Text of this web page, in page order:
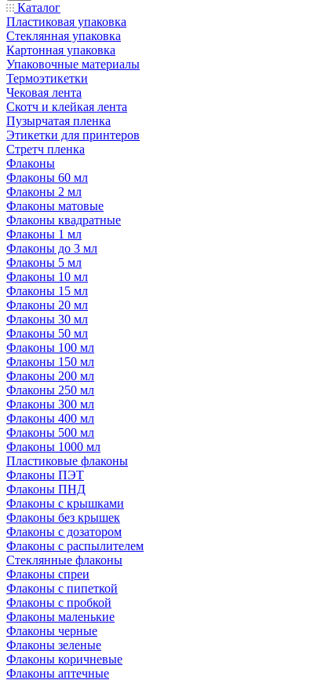
Каталог
Пластиковая упаковка
Стеклянная упаковка
Картонная упаковка
Упаковочные материалы
Термоэтикетки
Чековая лента
Скотч и клейкая лента
Пузырчатая пленка
Этикетки для принтеров
Стретч пленка
Флаконы
Флаконы 60 мл
Флаконы 2 мл
Флаконы матовые
Флаконы квадратные
Флаконы 1 мл
Флаконы до 3 мл
Флаконы 5 мл
Флаконы 10 мл
Флаконы 15 мл
Флаконы 20 мл
Флаконы 30 мл
Флаконы 50 мл
Флаконы 100 мл
Флаконы 150 мл
Флаконы 200 мл
Флаконы 250 мл
Флаконы 300 мл
Флаконы 400 мл
Флаконы 500 мл
Флаконы 1000 мл
Пластиковые флаконы
Флаконы ПЭТ
Флаконы ПНД
Флаконы с крышками
Флаконы без крышек
Флаконы с дозатором
Флаконы с распылителем
Стеклянные флаконы
Флаконы cпреи
Флаконы с пипеткой
Флаконы с пробкой
Флаконы маленькие
Флаконы черные
Флаконы зеленые
Флаконы коричневые
Флаконы аптечные